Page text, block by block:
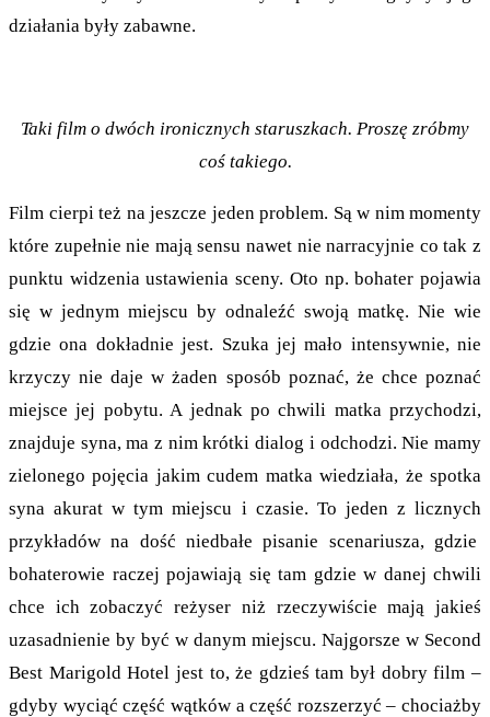
działania były zabawne.
Taki film o dwóch ironicznych staruszkach. Proszę zróbmy
coś takiego.
Film cierpi też na jeszcze jeden problem. Są w nim momenty
które zupełnie nie mają sensu nawet nie narracyjnie co tak z
punktu widzenia ustawienia sceny. Oto np. bohater pojawia
się w jednym miejscu by odnaleźć swoją matkę. Nie wie
gdzie ona dokładnie jest. Szuka jej mało intensywnie, nie
krzyczy nie daje w żaden sposób poznać, że chce poznać
miejsce jej pobytu. A jednak po chwili matka przychodzi,
znajduje syna, ma z nim krótki dialog i odchodzi. Nie mamy
zielonego pojęcia jakim cudem matka wiedziała, że spotka
syna akurat w tym miejscu i czasie. To jeden z licznych
przykładów na dość niedbałe pisanie scenariusza, gdzie
bohaterowie raczej pojawiają się tam gdzie w danej chwili
chce ich zobaczyć reżyser niż rzeczywiście mają jakieś
uzasadnienie by być w danym miejscu. Najgorsze w Second
Best Marigold Hotel jest to, że gdzieś tam był dobry film –
gdyby wyciąć część wątków a część rozszerzyć – chociażby